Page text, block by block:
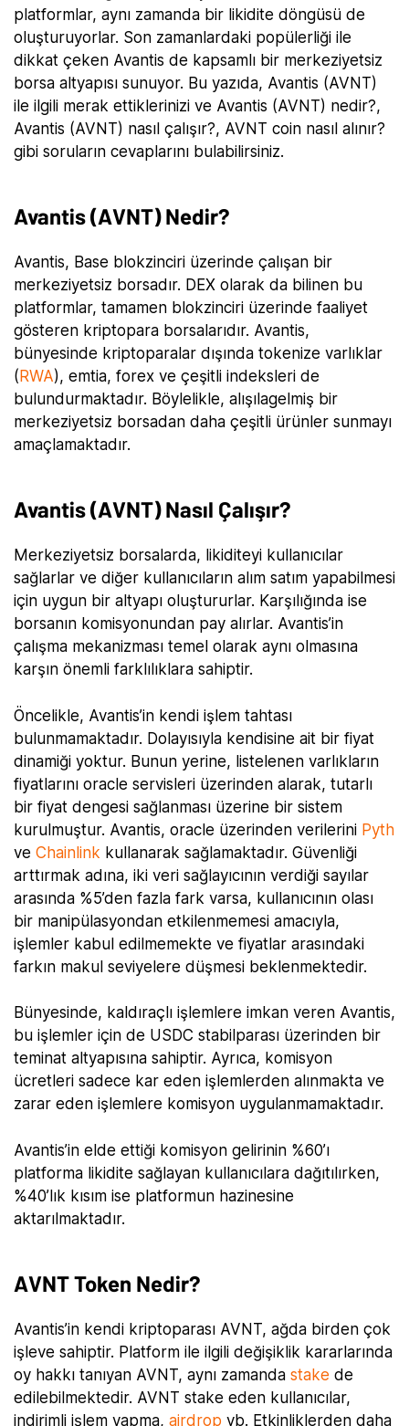
platformlar, aynı zamanda bir likidite döngüsü de
oluşturuyorlar. Son zamanlardaki popülerliği ile
dikkat çeken Avantis de kapsamlı bir merkeziyetsiz
borsa altyapısı sunuyor. Bu yazıda, Avantis (AVNT)
ile ilgili merak ettiklerinizi ve Avantis (AVNT) nedir?,
Avantis (AVNT) nasıl çalışır?, AVNT coin nasıl alınır?
gibi soruların cevaplarını bulabilirsiniz.
Avantis (AVNT) Nedir?
Avantis, Base blokzinciri üzerinde çalışan bir
merkeziyetsiz borsadır. DEX olarak da bilinen bu
platformlar, tamamen blokzinciri üzerinde faaliyet
gösteren kriptopara borsalarıdır. Avantis,
bünyesinde kriptoparalar dışında tokenize varlıklar
( RWA), emtia, forex ve çeşitli indeksleri de
bulundurmaktadır. Böylelikle, alışılagelmiş bir
merkeziyetsiz borsadan daha çeşitli ürünler sunmayı
amaçlamaktadır.
Avantis (AVNT) Nasıl Çalışır?
Merkeziyetsiz borsalarda, likiditeyi kullanıcılar
sağlarlar ve diğer kullanıcıların alım satım yapabilmesi
için uygun bir altyapı oluştururlar. Karşılığında ise
borsanın komisyonundan pay alırlar. Avantis’in
çalışma mekanizması temel olarak aynı olmasına
karşın önemli farklılıklara sahiptir.
Öncelikle, Avantis’in kendi işlem tahtası
bulunmamaktadır. Dolayısıyla kendisine ait bir fiyat
dinamiği yoktur. Bunun yerine, listelenen varlıkların
fiyatlarını oracle servisleri üzerinden alarak, tutarlı
bir fiyat dengesi sağlanması üzerine bir sistem
kurulmuştur. Avantis, oracle üzerinden verilerini Pyth
ve Chainlink kullanarak sağlamaktadır. Güvenliği
arttırmak adına, iki veri sağlayıcının verdiği sayılar
arasında %5’den fazla fark varsa, kullanıcının olası
bir manipülasyondan etkilenmemesi amacıyla,
işlemler kabul edilmemekte ve fiyatlar arasındaki
farkın makul seviyelere düşmesi beklenmektedir.
Bünyesinde, kaldıraçlı işlemlere imkan veren Avantis,
bu işlemler için de USDC stabilparası üzerinden bir
teminat altyapısına sahiptir. Ayrıca, komisyon
ücretleri sadece kar eden işlemlerden alınmakta ve
zarar eden işlemlere komisyon uygulanmamaktadır.
Avantis’in elde ettiği komisyon gelirinin %60’ı
platforma likidite sağlayan kullanıcılara dağıtılırken,
%40’lık kısım ise platformun hazinesine
aktarılmaktadır.
AVNT Token Nedir?
Avantis’in kendi kriptoparası AVNT, ağda birden çok
işleve sahiptir. Platform ile ilgili değişiklik kararlarında
oy hakkı tanıyan AVNT, aynı zamanda stake de
edilebilmektedir. AVNT stake eden kullanıcılar,
indirimli işlem yapma, airdrop vb. Etkinliklerden daha